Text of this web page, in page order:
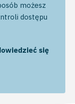
możesz
dostępu
się